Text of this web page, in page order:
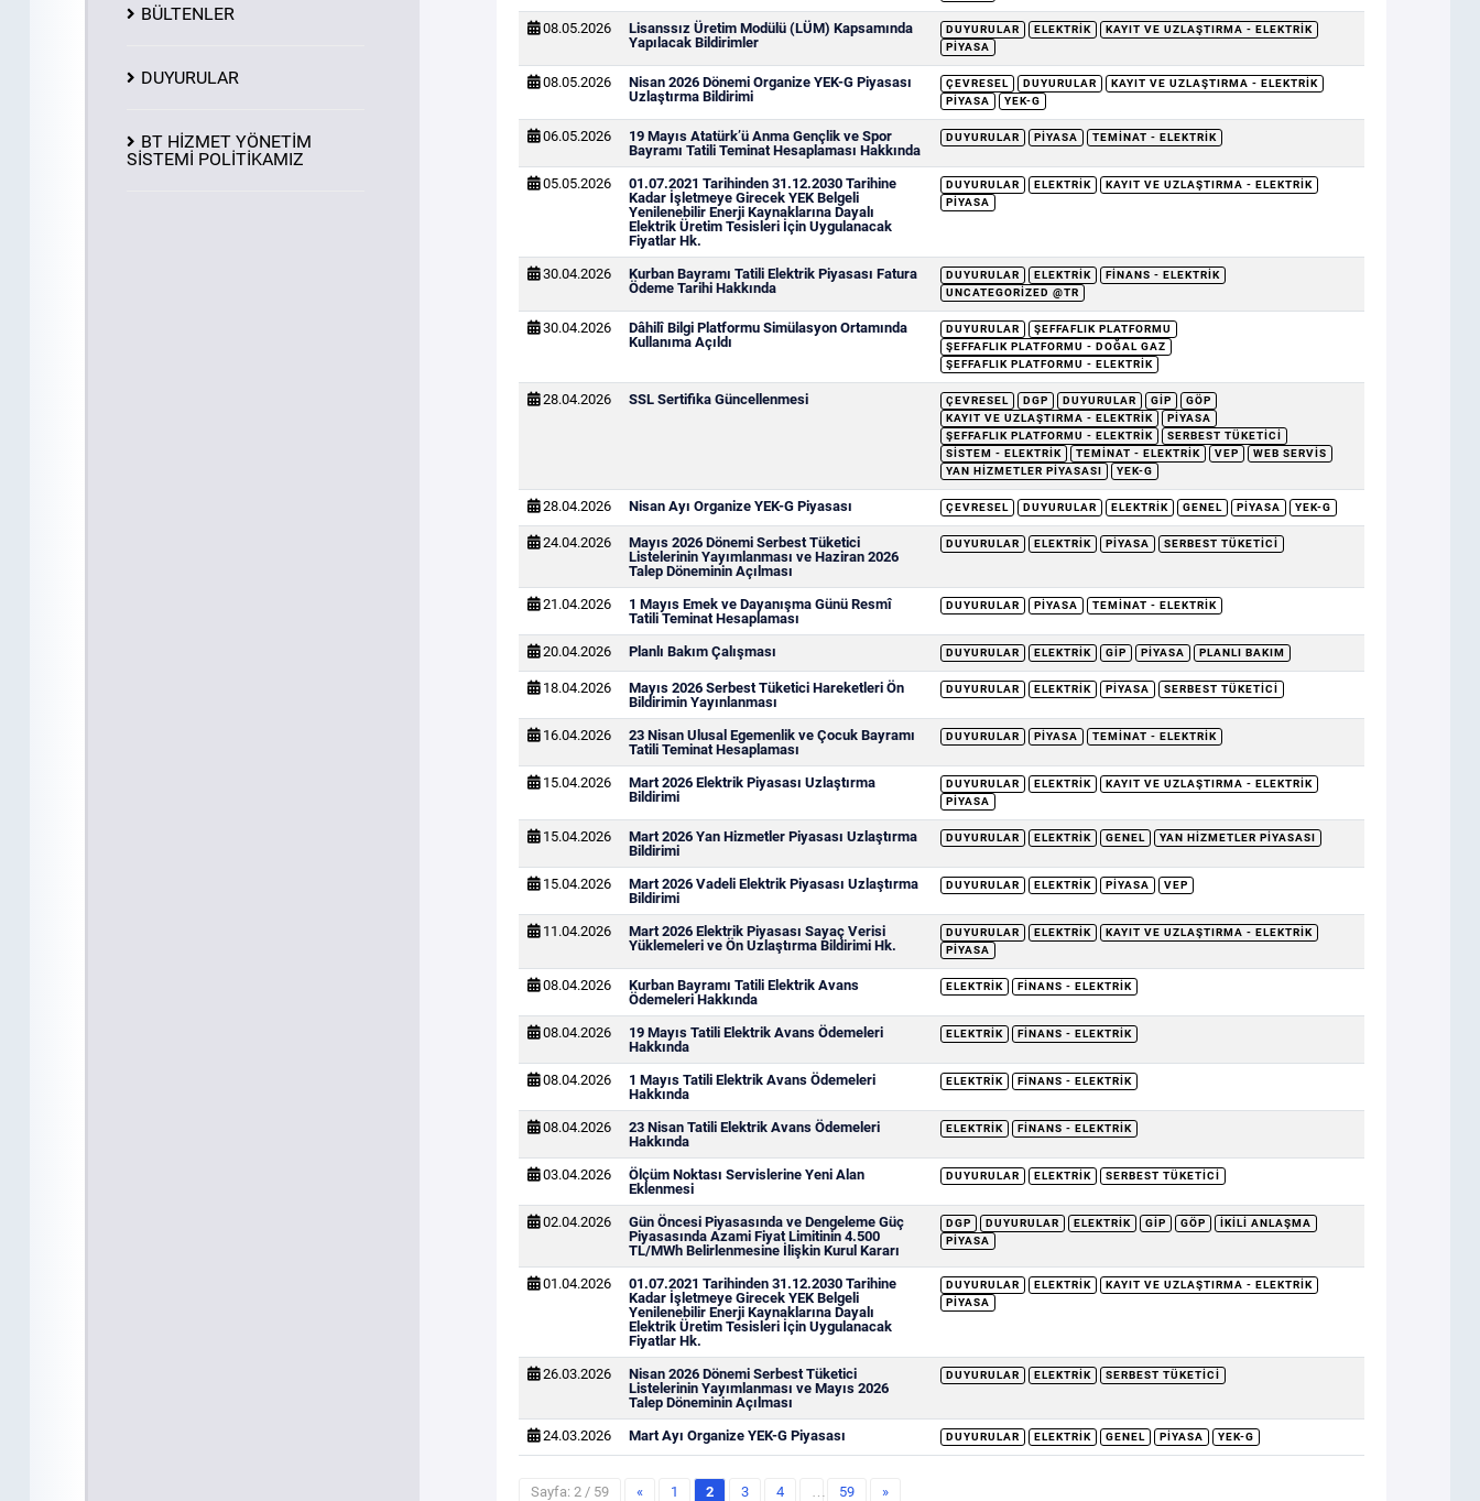
BÜLTENLER
DUYURULAR
BT HİZMET YÖNETİM
SİSTEMİ POLİTİKAMIZ
08.05.2026
Lisanssız Üretim Modülü (LÜM) Kapsamında
Yapılacak Bildirimler
DUYURULAR ELEKTRIK
KAYIT VE UZLAŞTIRMA - ELEKTRIK
PIYASA
08.05.2026
Nisan 2026 Dönemi Organize YEK-G Piyasası
Uzlaştırma Bildirimi
ÇEVRESEL DUYURULAR
KAYIT VE UZLAŞTIRMA - ELEKTRIK
PIYASA
YEK-G
06.05.2026
19 Mayıs Atatürk’ü Anma Gençlik ve Spor
Bayramı Tatili Teminat Hesaplaması Hakkında
DUYURULAR PIYASA TEMINAT - ELEKTRIK
05.05.2026
01.07.2021 Tarihinden 31.12.2030 Tarihine
Kadar İşletmeye Girecek YEK Belgeli
Yenilenebilir Enerji Kaynaklarına Dayalı
Elektrik Üretim Tesisleri İçin Uygulanacak
Fiyatlar Hk.
DUYURULAR ELEKTRIK
KAYIT VE UZLAŞTIRMA - ELEKTRIK
PIYASA
30.04.2026
Kurban Bayramı Tatili Elektrik Piyasası Fatura
Ödeme Tarihi Hakkında
DUYURULAR ELEKTRIK
FINANS - ELEKTRIK
UNCATEGORIZED @TR
30.04.2026
Dâhilî Bilgi Platformu Simülasyon Ortamında
Kullanıma Açıldı
DUYURULAR
ŞEFFAFLIK PLATFORMU
ŞEFFAFLIK PLATFORMU - DOĞAL GAZ
ŞEFFAFLIK PLATFORMU - ELEKTRIK
28.04.2026 SSL Sertifika Güncellenmesi ÇEVRESEL DGP DUYURULAR GİP
GÖP
KAYIT VE UZLAŞTIRMA - ELEKTRIK
PIYASA
ŞEFFAFLIK PLATFORMU - ELEKTRIK
SERBEST TÜKETICI
SISTEM - ELEKTRIK
TEMINAT - ELEKTRIK VEP
WEB SERVIS
YAN HIZMETLER PIYASASI
YEK-G
28.04.2026 Nisan Ayı Organize YEK-G Piyasası ÇEVRESEL DUYURULAR ELEKTRIK GENEL PIYASA YEK-G
24.04.2026
Mayıs 2026 Dönemi Serbest Tüketici
Listelerinin Yayımlanması ve Haziran 2026
Talep Döneminin Açılması
DUYURULAR ELEKTRIK PIYASA SERBEST TÜKETICI
21.04.2026
1 Mayıs Emek ve Dayanışma Günü Resmî
Tatili Teminat Hesaplaması
DUYURULAR PIYASA TEMINAT - ELEKTRIK
20.04.2026 Planlı Bakım Çalışması DUYURULAR ELEKTRIK GİP PIYASA PLANLI BAKIM
18.04.2026
Mayıs 2026 Serbest Tüketici Hareketleri Ön
Bildirimin Yayınlanması
DUYURULAR ELEKTRIK PIYASA SERBEST TÜKETICI
16.04.2026
23 Nisan Ulusal Egemenlik ve Çocuk Bayramı
Tatili Teminat Hesaplaması
DUYURULAR PIYASA TEMINAT - ELEKTRIK
15.04.2026
Mart 2026 Elektrik Piyasası Uzlaştırma
Bildirimi
DUYURULAR ELEKTRIK
KAYIT VE UZLAŞTIRMA - ELEKTRIK
PIYASA
15.04.2026
Mart 2026 Yan Hizmetler Piyasası Uzlaştırma
Bildirimi
DUYURULAR ELEKTRIK GENEL YAN HIZMETLER PIYASASI
15.04.2026
Mart 2026 Vadeli Elektrik Piyasası Uzlaştırma
Bildirimi
DUYURULAR ELEKTRIK PIYASA VEP
11.04.2026
Mart 2026 Elektrik Piyasası Sayaç Verisi
Yüklemeleri ve Ön Uzlaştırma Bildirimi Hk.
DUYURULAR ELEKTRIK
KAYIT VE UZLAŞTIRMA - ELEKTRIK
PIYASA
08.04.2026
Kurban Bayramı Tatili Elektrik Avans
Ödemeleri Hakkında
ELEKTRIK FINANS - ELEKTRIK
08.04.2026
19 Mayıs Tatili Elektrik Avans Ödemeleri
Hakkında
ELEKTRIK FINANS - ELEKTRIK
08.04.2026
1 Mayıs Tatili Elektrik Avans Ödemeleri
Hakkında
ELEKTRIK FINANS - ELEKTRIK
08.04.2026
23 Nisan Tatili Elektrik Avans Ödemeleri
Hakkında
ELEKTRIK FINANS - ELEKTRIK
03.04.2026
Ölçüm Noktası Servislerine Yeni Alan
Eklenmesi
DUYURULAR ELEKTRIK SERBEST TÜKETICI
02.04.2026
Gün Öncesi Piyasasında ve Dengeleme Güç
Piyasasında Azami Fiyat Limitinin 4.500
TL/MWh Belirlenmesine İlişkin Kurul Kararı
DGP DUYURULAR ELEKTRIK GİP GÖP
İKILI ANLAŞMA
PIYASA
01.04.2026
01.07.2021 Tarihinden 31.12.2030 Tarihine
Kadar İşletmeye Girecek YEK Belgeli
Yenilenebilir Enerji Kaynaklarına Dayalı
Elektrik Üretim Tesisleri İçin Uygulanacak
Fiyatlar Hk.
DUYURULAR ELEKTRIK
KAYIT VE UZLAŞTIRMA - ELEKTRIK
PIYASA
26.03.2026
Nisan 2026 Dönemi Serbest Tüketici
Listelerinin Yayımlanması ve Mayıs 2026
Talep Döneminin Açılması
DUYURULAR ELEKTRIK SERBEST TÜKETICI
24.03.2026 Mart Ayı Organize YEK-G Piyasası DUYURULAR ELEKTRIK GENEL PIYASA YEK-G
Sayfa: 2 / 59 « 1 2 3 4 … 59 »